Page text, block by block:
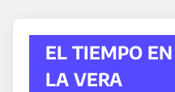
EL TIEMPO
LA VERA